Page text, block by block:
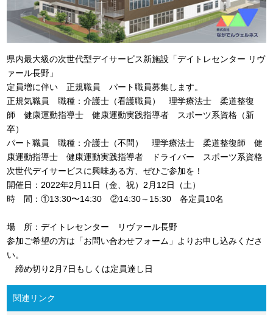
県内最大級の次世代型デイサービス新施設「デイトレセンター リヴ
ァール長野」
定員増に伴い 正規職員 パート職員募集します。
正規気職員 職種：介護士（看護職員） 理学療法士 柔道整復
師 健康運動指導士 健康運動実践指導者 スポーツ系資格（新
卒）
パート職員 職種：介護士（不問） 理学療法士 柔道整復師 健
康運動指導士 健康運動実践指導者 ドライバー スポーツ系資格
次世代デイサービスに興味ある方、ぜひご参加を！
開催日：2022年2月11日（金、祝）2月12日（土）
時 間：①13:30〜14:30 ②14:30～15:30 各定員10名
場 所：デイトレセンター リヴァール長野
参加ご希望の方は「お問い合わせフォーム」よりお申し込みくださ
い。
締め切り2月7日もしくは定員達し日
関連リンク